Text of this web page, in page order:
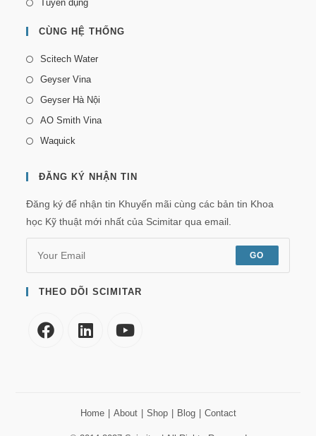
Tuyển dụng
CÙNG HỆ THỐNG
Scitech Water
Geyser Vina
Geyser Hà Nội
AO Smith Vina
Waquick
ĐĂNG KÝ NHẬN TIN
Đăng ký để nhận tin Khuyến mãi cùng các bản tin Khoa
học Kỹ thuật mới nhất của Scimitar qua email.
GO
THEO DÕI SCIMITAR
Home About Shop Blog Contact